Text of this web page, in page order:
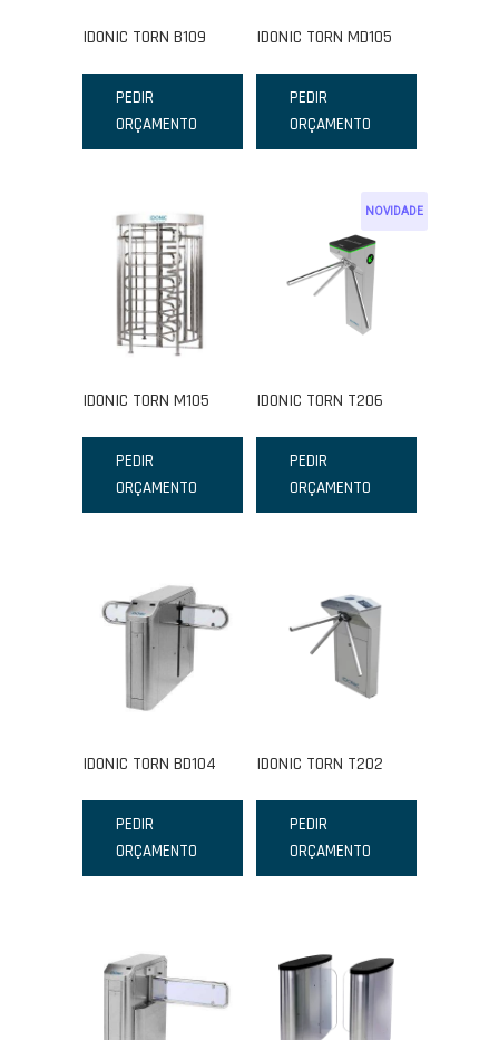
IDONIC TORN B109
PEDIR
ORÇAMENTO
IDONIC TORN MD105
PEDIR
ORÇAMENTO
IDONIC TORN M105
PEDIR
ORÇAMENTO
NOVIDADE
IDONIC TORN T206
PEDIR
ORÇAMENTO
IDONIC TORN BD104
PEDIR
ORÇAMENTO
IDONIC TORN T202
PEDIR
ORÇAMENTO